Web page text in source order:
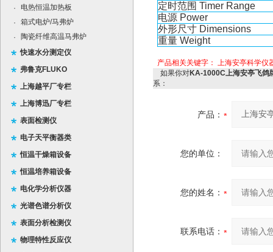
·
电热恒温加热板
·
箱式电炉/马弗炉
·
陶瓷纤维高温马弗炉
快速水分测定仪
弗鲁克FLUKO
上海越平厂专栏
上海博迅厂专栏
表面检测仪
电子天平衡器类
恒温干燥箱设备
恒温培养箱设备
电化学分析仪器
光谱色谱分析仪
表面分析检测仪
物理特性反应仪
定时范围 Timer Range
电源 Power
外形尺寸 Dimensions
重量 Weight
产品相关关键字： 上海安亭科学仪
如果你对KA-1000C上海安亭飞鸽
系：
产品：
您的单位：
您的姓名：
联系电话：